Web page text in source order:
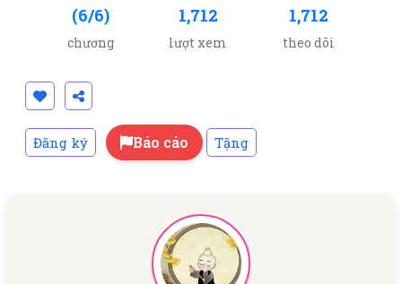
(6/6)
chương
1,712
lượt xem
1,712
theo dõi
Đăng ký Báo cáo Tặng